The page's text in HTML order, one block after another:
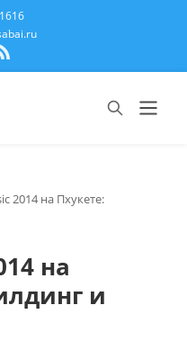
2014 на Пхукете:
на
и